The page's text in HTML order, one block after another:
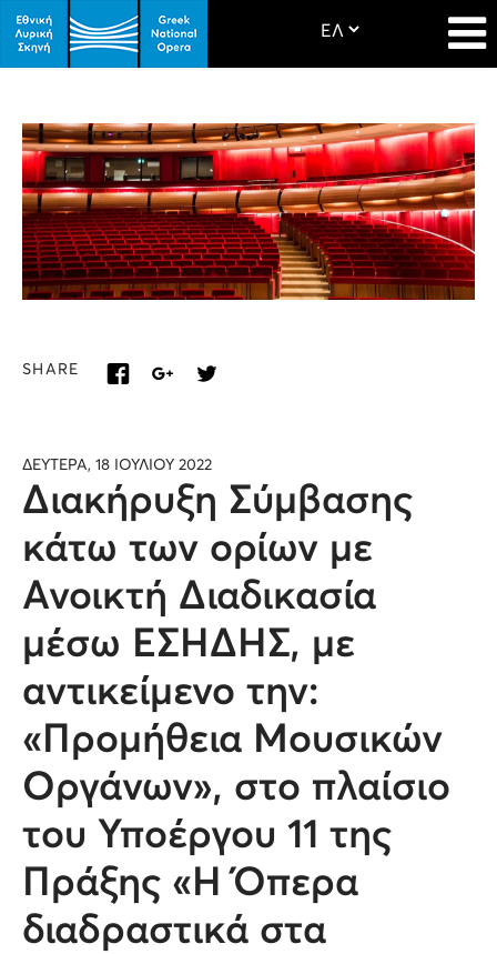
SHARE
ΔΕΥΤΕΡΑ, 18 ΙΟΥΛΙΟΥ 2022
Διακήρυξη Σύμβασης
κάτω των ορίων με
Ανοικτή Διαδικασία
μέσω ΕΣΗΔΗΣ, με
αντικείμενο την:
«Προμήθεια Μουσικών
Οργάνων», στο πλαίσιο
του Υποέργου 11 της
Πράξης «Η Όπερα
διαδραστικά στα